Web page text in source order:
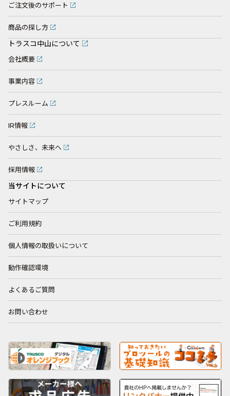
ご注文後のサポート
商品の探し方
トラスコ中山について
会社概要
事業内容
プレスルーム
IR情報
やさしさ、未来へ
採用情報
当サイトについて
サイトマップ
ご利用規約
個人情報の取扱いについて
動作確認環境
よくあるご質問
お問い合わせ